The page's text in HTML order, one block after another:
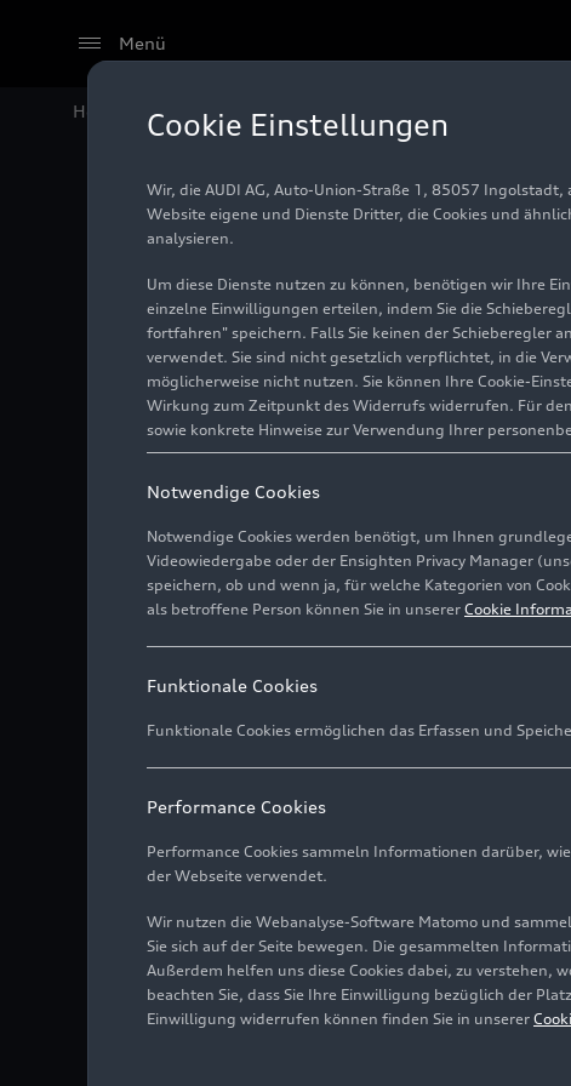
Menü
Home Audi Media Center Fotos
Audi
Luft
Foto 20.10.2022
Audi und Krajete filtern CO
Bild-Nr: A225822 ·
Rechte: Verwendung für
Download
Cookie Einstellungen
Wir, die AUDI AG, Auto-Union-Straße 1, 85057
Website eigene und Dienste Dritter, die Cookies und
analysieren.
Um diese Dienste nutzen zu können, benötigen wir Ihre
einzelne Einwilligungen erteilen, indem Sie die
fortfahren" speichern. Falls Sie keinen der Schieberegler
verwendet. Sie sind nicht gesetzlich verpflichtet, in die
möglicherweise nicht nutzen. Sie können Ihre Cookie-
Wirkung zum Zeitpunkt des Widerrufs widerrufen. Für
sowie konkrete Hinweise zur Verwendung Ihrer
Notwendige Cookies
Notwendige Cookies werden benötigt, um Ihnen
Videowiedergabe oder der Ensighten Privacy Manager
speichern, ob und wenn ja, für welche Kategorien von
als betroffene Person können Sie in unserer Cookie
Funktionale Cookies
Funktionale Cookies ermöglichen das Erfassen und
Performance Cookies
Performance Cookies sammeln Informationen darüber,
der Webseite verwendet.
Wir nutzen die Webanalyse-Software Matomo und
Sie sich auf der Seite bewegen. Die gesammelten
Außerdem helfen uns diese Cookies dabei, zu verstehen,
beachten Sie, dass Sie Ihre Einwilligung bezüglich der
Einwilligung widerrufen können finden Sie in unserer